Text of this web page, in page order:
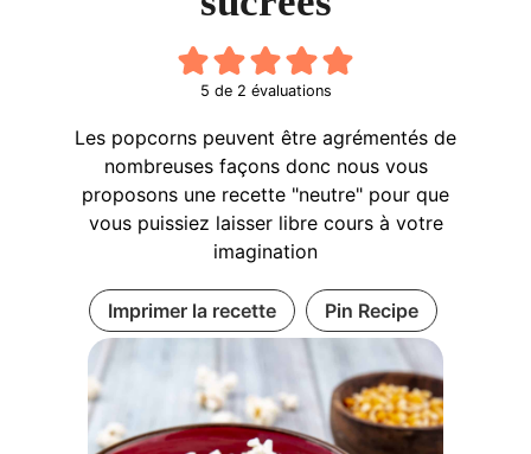
5 de 2 évaluations
Les popcorns peuvent être agrémentés de
nombreuses façons donc nous vous
proposons une recette "neutre" pour que
vous puissiez laisser libre cours à votre
imagination
Imprimer la recette Pin Recipe